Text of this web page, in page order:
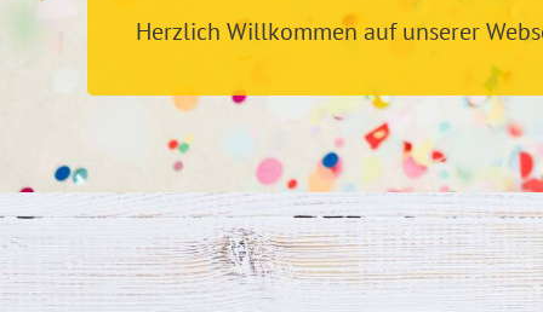
Herzlich Willkommen auf unserer